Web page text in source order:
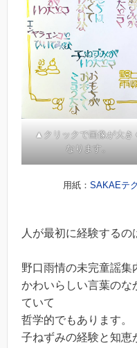
▲クリックで画像が大き
なります。
用紙： SAKAEテ
人が最初に経験するの
野口雨情の未完童謡集
かわいらしい言葉のな
ていて
哲学的でもあります。
子ねずみの経験と知恵